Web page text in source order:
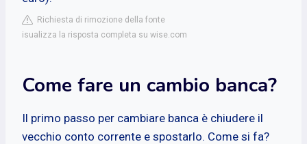
Richiesta di rimozione della fonte
isualizza la risposta completa su wise.com
Come fare un cambio banca?
Il primo passo per cambiare banca è chiudere il
vecchio conto corrente e spostarlo. Come si fa?